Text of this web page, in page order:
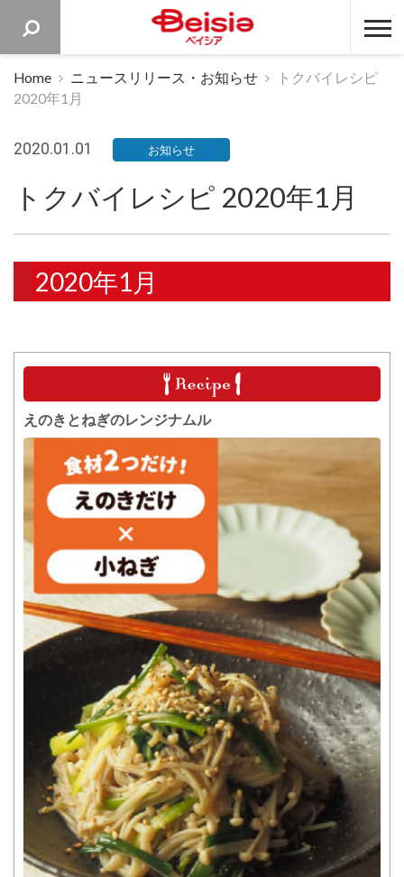
ベイシア
Home ニュースリリース・お知らせ
トクバイレシピ
2020年1月
2020.01.01 お知らせ
トクバイレシピ 2020年1月
2020年1月
えのきとねぎのレンジナムル